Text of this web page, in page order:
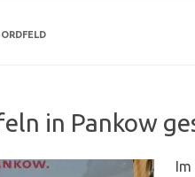
in Pankow
Im